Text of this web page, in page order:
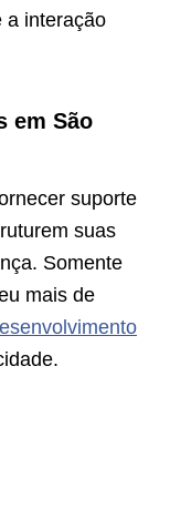
a interação
em São
suporte
suas
Somente
mais de